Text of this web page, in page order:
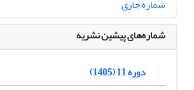
شماره جاری
شماره‌های پیشین نشریه
دوره 11 (1405)